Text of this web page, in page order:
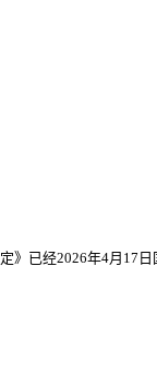
》已经2026年4月17